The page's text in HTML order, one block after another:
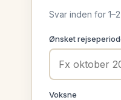
Svar inden for
Ønsket
Voksne